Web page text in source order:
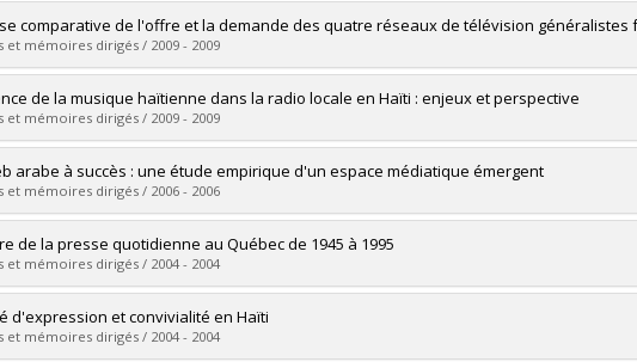
le document dans Papyrus
:Gauthier, Maude
Master's
:M. Sc.
le document dans Papyrus
comparative de l'offre et la demande des quatre réseaux de télévision généralistes
et mémoires dirigés / 2009 - 2009
:Barrette, Dominique
Master's
:M. Sc.
le document dans Papyrus
de la musique haïtienne dans la radio locale en Haïti : enjeux et perspective
et mémoires dirigés / 2009 - 2009
:Richemond, Edric Richard
Master's
:M. Sc.
le document dans Papyrus
arabe à succès : une étude empirique d'un espace médiatique émergent
et mémoires dirigés / 2006 - 2006
:Allagui, Ilhem
Doctoral
:Ph. D.
le document dans Papyrus
de la presse quotidienne au Québec de 1945 à 1995
et mémoires dirigés / 2004 - 2004
:Jacob, Louis
Master's
d'expression et convivialité en Haïti
et mémoires dirigés / 2004 - 2004